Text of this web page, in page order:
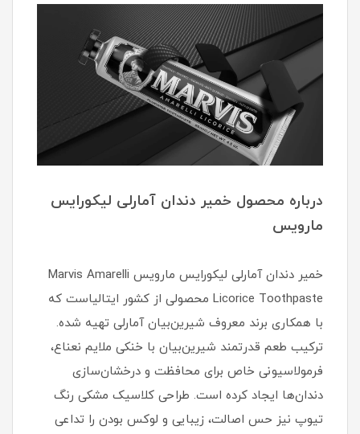
درباره محصول خمیر دندان آمارلی لیکورایس
مارویس
خمیر دندان آمارلی لیکورایس مارویس Marvis Amarelli
Licorice Toothpaste محصولی از کشور ایتالیاست که
با همکاری برند معروف شیرین‌بیان آمارلی تهیه شده.
ترکیب طعم قدرتمند شیرین‌بیان با خنکی ملایم نعناع،
فرمولاسیونی خاص برای محافظت و درخشان‌سازی
دندان‌ها ایجاد کرده است. طراحی کلاسیک مشکی رنگ
تیوپ نیز حس اصالت، زیبایی و لوکس بودن را تداعی